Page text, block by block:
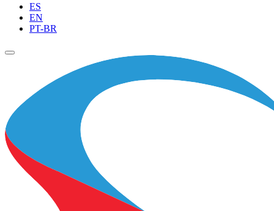
ES
EN
PT-BR